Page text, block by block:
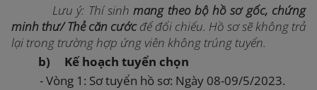
Lưu ý: Thí sinhmang theo bộ hồ sơ gốc, chứng
minh thư/ Thẻ căn cướcđể đối chiếu. Hồ sơ sẽ không trả
lại trong trường hợp ứng viên không trúng tuyển.
b)
Kếhoạch tuyển chọn
- Vòng 1: Sơ tuyển hồ sơ: Ngày 08-09/5/2023.